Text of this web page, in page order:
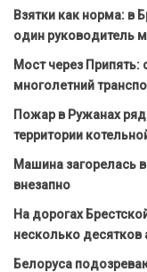
Взятки как норма: в
один руководитель
Мост через Припять:
многолетний
Пожар в Ружанах
территории
Машина загорелась
внезапно
На дорогах
несколько десятков
Белоруса